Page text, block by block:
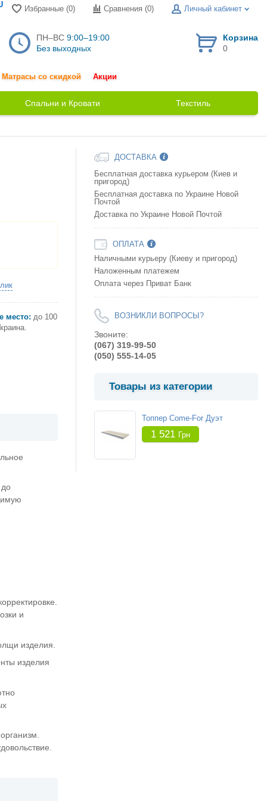
Избранные (0) Сравнения (0) Личный кабинет
ПН–ВС 9:00–19:00
Без выходных
Корзина
0
Матрасы со скидкой Акции
Спальни и Кровати Текстиль
место: до 100
и
изделия.
изделия
ДОСТАВКА
Бесплатная доставка курьером (Киев и
пригород)
Бесплатная доставка по Украине Новой
Почтой
Доставка по Украине Новой Почтой
ОПЛАТА
Наличными курьеру (Киеву и пригород)
Наложенным платежем
Оплата через Приват Банк
ВОЗНИКЛИ ВОПРОСЫ?
Звоните:
(067) 319-99-50
(050) 555-14-05
Товары из категории
Топпер Come-For Дуэт
1 521 Грн